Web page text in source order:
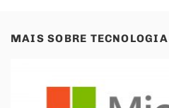
MAIS SOBRE TECNOLOGIA